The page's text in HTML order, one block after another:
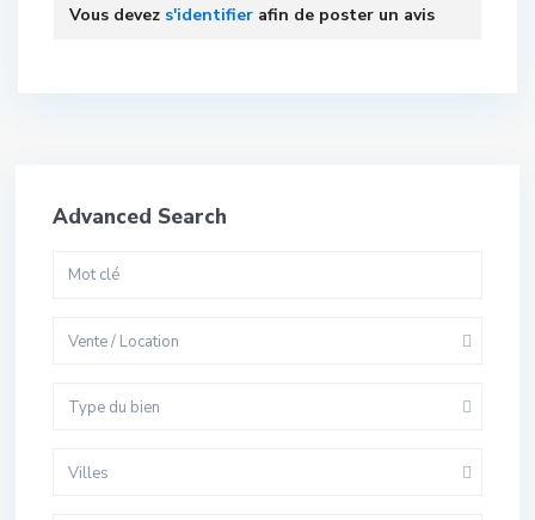
Vous devez s'identifier afin de poster un avis
Advanced Search
Vente / Location
Type du bien
Villes